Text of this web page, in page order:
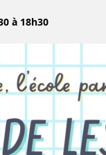
à 18h30